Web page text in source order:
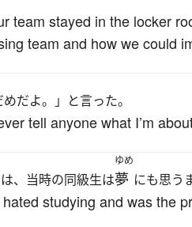
team stayed in the locker
team and how we could
だよ。」と言った。
tell anyone what I’m
、当時の同級生は
ゆめ
夢 にも思う
studying and was the